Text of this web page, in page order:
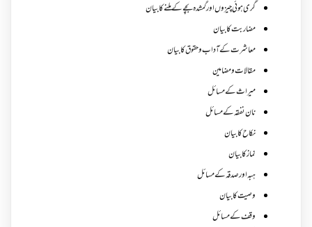
گری ہوئی چیزوں اورگمشدہ بچے کے ملنے کا بیان
مضاربت کا بیان
معاشرت کے آداب و حقوق کا بیان
مقالات ومضامین
میراث کے مسائل
نان نفقہ کے مسائل
نکاح کا بیان
نماز کا بیان
ہبہ اور صدقہ کے مسائل
وصیت کا بیان
وقف کے مسائل